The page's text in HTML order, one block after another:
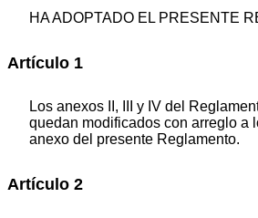
HA ADOPTADO EL PRESENTE
Artículo 1
Los anexos II, III y IV del
quedan modificados con arreglo a
anexo del presente Reglamento.
Artículo 2